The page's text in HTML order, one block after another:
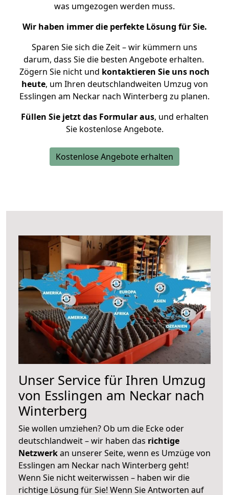
was umgezogen werden muss.
Wir haben immer die perfekte Lösung für Sie.
Sparen Sie sich die Zeit – wir kümmern uns
darum, dass Sie die besten Angebote erhalten.
Zögern Sie nicht und kontaktieren Sie uns noch
heute, um Ihren deutschlandweiten Umzug von
Esslingen am Neckar nach Winterberg zu planen.
Füllen Sie jetzt das Formular aus, und erhalten
Sie kostenlose Angebote.
Kostenlose Angebote erhalten
Unser Service für Ihren Umzug
von Esslingen am Neckar nach
Winterberg
Sie wollen umziehen? Ob um die Ecke oder
deutschlandweit – wir haben das richtige
Netzwerkan unserer Seite, wenn es Umzüge von
Esslingen am Neckar nach Winterberg geht!
Wenn Sie nicht weiterwissen – haben wir die
richtige Lösung für Sie! Wenn Sie Antworten auf